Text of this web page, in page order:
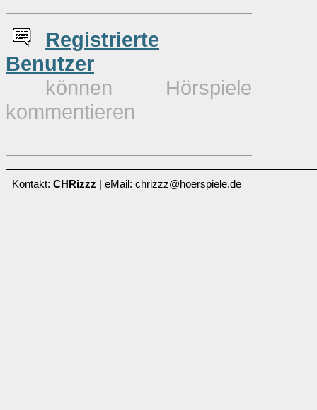
Registrierte
Benutzer
können Hörspiele
kommentieren
Kontakt: CHRizzz | eMail: chrizzz@hoerspiele.de